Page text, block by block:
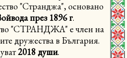
"Странджа", основано
през 1896 г.
"СТРАНДЖА" е член на
дружества в България.
2018 души.